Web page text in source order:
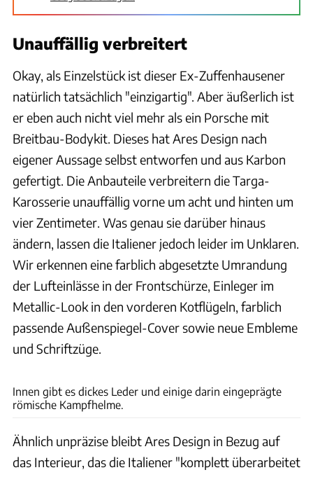
Unauffällig verbreitert
Okay, als Einzelstück ist dieser Ex-Zuffenhausener
natürlich tatsächlich "einzigartig". Aber äußerlich ist
er eben auch nicht viel mehr als ein Porsche mit
Breitbau-Bodykit. Dieses hat Ares Design nach
eigener Aussage selbst entworfen und aus Karbon
gefertigt. Die Anbauteile verbreitern die Targa-
Karosserie unauffällig vorne um acht und hinten um
vier Zentimeter. Was genau sie darüber hinaus
ändern, lassen die Italiener jedoch leider im Unklaren.
Wir erkennen eine farblich abgesetzte Umrandung
der Lufteinlässe in der Frontschürze, Einleger im
Metallic-Look in den vorderen Kotflügeln, farblich
passende Außenspiegel-Cover sowie neue Embleme
und Schriftzüge.
Innen gibt es dickes Leder und einige darin eingeprägte
römische Kampfhelme.
Ähnlich unpräzise bleibt Ares Design in Bezug auf
das Interieur, das die Italiener "komplett überarbeitet